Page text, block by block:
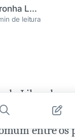
Paulo Noronha Liberalesso
de leitura
Liberalesso,
e preparei um
entre os